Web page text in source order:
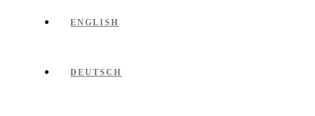
ENGLISH
DEUTSCH